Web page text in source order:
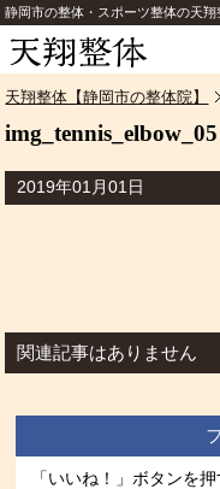
静岡市の整体・スポーツ整体の天翔
天翔整体【静岡市の整体院】
img_tennis_elbow_05
2019年01月01日
関連記事はありません
「いいね！」ボタンを